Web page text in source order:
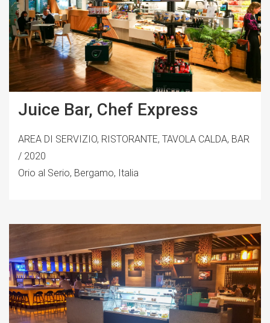
Juice Bar, Chef Express
AREA DI SERVIZIO, RISTORANTE, TAVOLA CALDA, BAR
/ 2020
Orio al Serio, Bergamo, Italia